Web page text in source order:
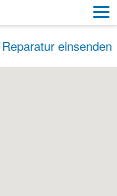
einsenden